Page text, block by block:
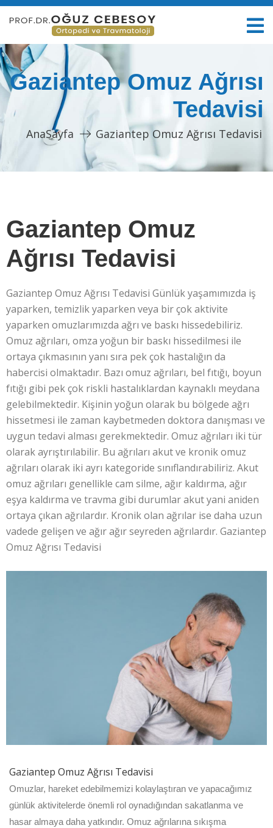
Gaziantep Omuz Ağrısı
Tedavisi
AnaSayfa Gaziantep Omuz Ağrısı Tedavisi
Gaziantep Omuz
Ağrısı Tedavisi
Gaziantep Omuz Ağrısı Tedavisi Günlük yaşamımızda iş
yaparken, temizlik yaparken veya bir çok aktivite
yaparken omuzlarımızda ağrı ve baskı hissedebiliriz.
Omuz ağrıları, omza yoğun bir baskı hissedilmesi ile
ortaya çıkmasının yanı sıra pek çok hastalığın da
habercisi olmaktadır. Bazı omuz ağrıları, bel fıtığı, boyun
fıtığı gibi pek çok riskli hastalıklardan kaynaklı meydana
gelebilmektedir. Kişinin yoğun olarak bu bölgede ağrı
hissetmesi ile zaman kaybetmeden doktora danışması ve
uygun tedavi alması gerekmektedir. Omuz ağrıları iki tür
olarak ayrıştırılabilir. Bu ağrıları akut ve kronik omuz
ağrıları olarak iki ayrı kategoride sınıflandırabiliriz. Akut
omuz ağrıları genellikle cam silme, ağır kaldırma, ağır
eşya kaldırma ve travma gibi durumlar akut yani aniden
ortaya çıkan ağrılardır. Kronik olan ağrılar ise daha uzun
vadede gelişen ve ağır ağır seyreden ağrılardır. Gaziantep
Omuz Ağrısı Tedavisi
Gaziantep Omuz Ağrısı Tedavisi
Omuzlar, hareket edebilmemizi kolaylaştıran ve yapacağımız
günlük aktivitelerde önemli rol oynadığından sakatlanma ve
hasar almaya daha yatkındır. Omuz ağrılarına sıkışma